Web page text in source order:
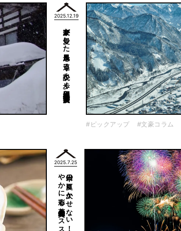
2025.12.19
文豪が愛した風景を巡る・小説と歩く日本紀行〜新潟県・越後湯沢〜
#ピックアップ #文豪コラム
2025.7.25
日本の
夏に
欠か
せ
な
い
！
全国各地の
夜空を
煌び
や
か
に
彩る
花火大会鑑賞の
ス
ス
メ